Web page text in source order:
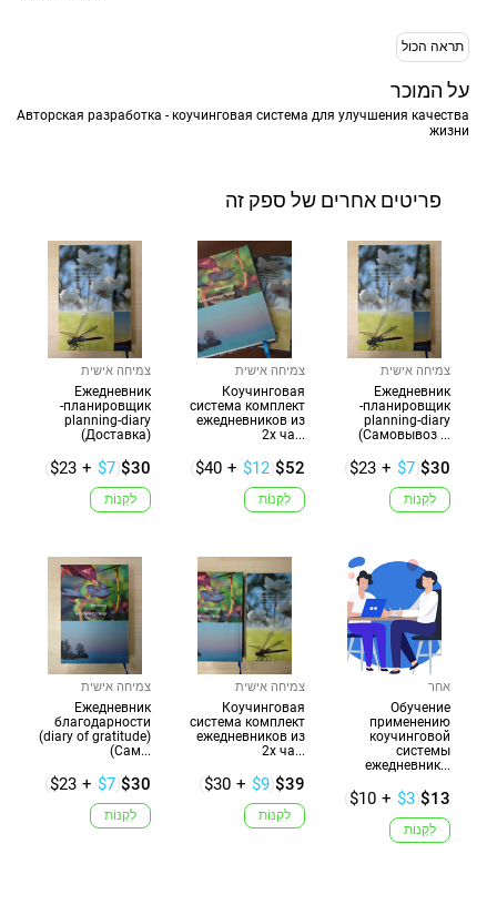
תראה הכול
על המוכר
Авторская разработка - коучинговая система для улучшения качества
жизни
פריטים אחרים של ספק זה
צמיחה אישית
Ежедневник
-планировщик
planning-diary
(Доставка)
$30
($23 + $7)
לִקְנוֹת
צמיחה אישית
Коучинговая
система комплект
ежедневников из
2х ча...
$52
($40 + $12)
לִקְנוֹת
צמיחה אישית
Ежедневник
-планировщик
planning-diary
(Самовывоз ...
$30
($23 + $7)
לִקְנוֹת
צמיחה אישית
Ежедневник
благодарности
(diary of gratitude)
(Сам...
$30
($23 + $7)
לִקְנוֹת
צמיחה אישית
Коучинговая
система комплект
ежедневников из
2х ча...
$39
($30 + $9)
לִקְנוֹת
אחר
Обучение
применению
коучинговой
системы
ежедневник...
$13
($10 + $3)
לִקְנוֹת